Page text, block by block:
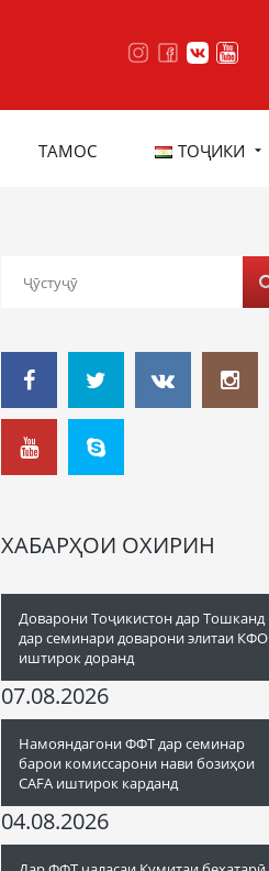
ТАМОС ТОҶИКИ
ХАБАРҲОИ ОХИРИН
Доварони Тоҷикистон дар Тошканд
дар семинари доварони элитаи КФО
иштирок доранд
07.08.2026
Намояндагони ФФТ дар семинар
барои комиссарони нави бозиҳои
CAFA иштирок карданд
04.08.2026